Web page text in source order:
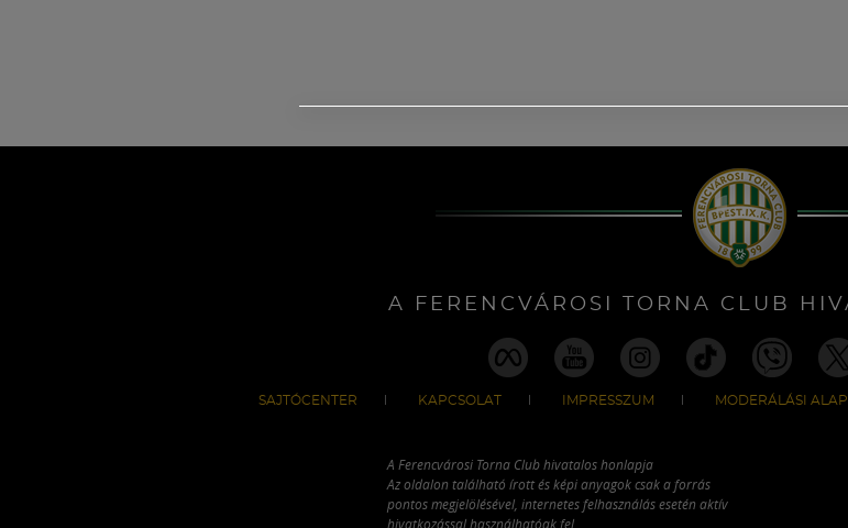
A FERENCVÁROSI TORNA CLUB
SAJTÓCENTER KAPCSOLAT IMPRESSZUM MODERÁLÁSI
A Ferencvárosi Torna Club hivatalos honlapja
Az oldalon található írott és képi anyagok csak a forrás
pontos megjelölésével, internetes felhasználás esetén aktív
hivatkozással használhatóak fel.